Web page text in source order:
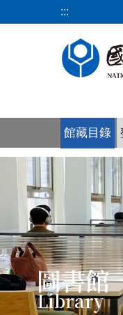
到
:::
圖書館
Library
館藏目錄